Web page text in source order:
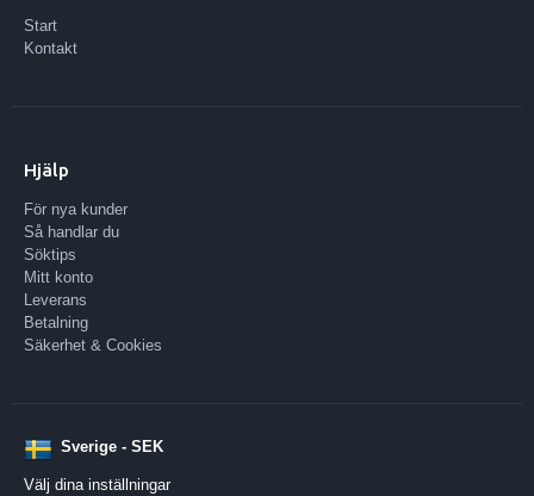
Start
Kontakt
Hjälp
För nya kunder
Så handlar du
Söktips
Mitt konto
Leverans
Betalning
Säkerhet & Cookies
Sverige - SEK
Välj dina inställningar